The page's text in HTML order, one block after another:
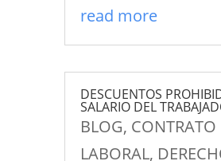
read more
DESCUENTOS
SALARIO DEL
BLOG, CONTRATO
LABORAL,